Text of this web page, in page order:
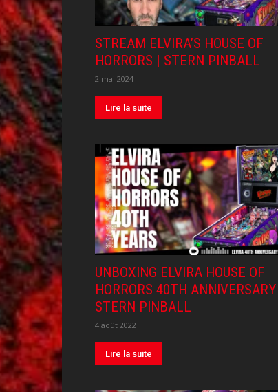
STREAM ELVIRA’S HOUSE OF
HORRORS | STERN PINBALL
2 mai 2024
Lire la suite
UNBOXING ELVIRA HOUSE OF
HORRORS 40TH
STERN PINBALL
4 août 2022
Lire la suite